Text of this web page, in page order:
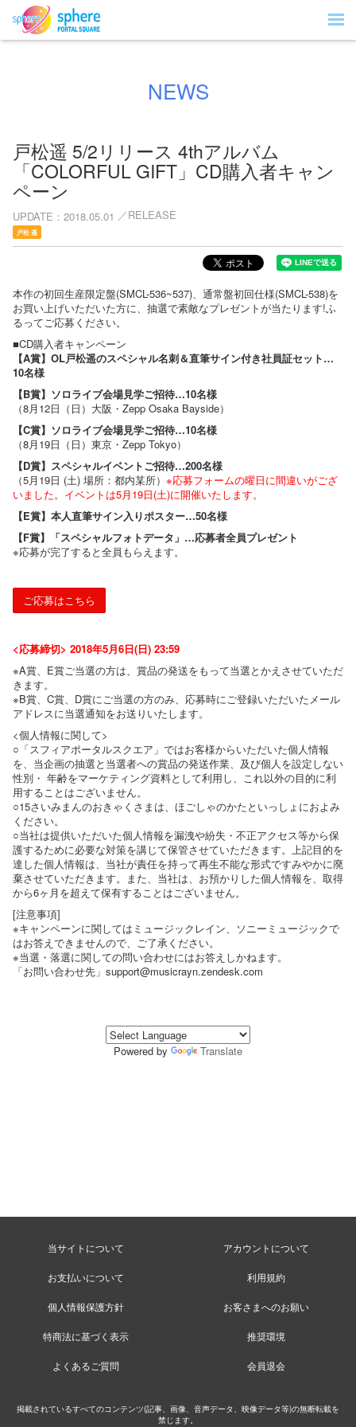
NEWS
戸松遥 5/2リリース 4thアルバム
「COLORFUL GIFT」CD購入者キャン
ペーン
UPDATE 2018.05.01 RELEASE
戸松 遥
本作の初回生産限定盤(SMCL-536~537)、通常盤初回仕様(SMCL-538)を
お買い上げいただいた方に、抽選で素敵なプレゼントが当たります!ふ
るってご応募ください。
■CD購入者キャンペーン
【A賞】OL戸松遥のスペシャル名刺＆直筆サイン付き社員証セット…
10名様
【B賞】ソロライブ会場見学ご招待…10名様
（8月12日（日）大阪・Zepp Osaka Bayside）
【C賞】ソロライブ会場見学ご招待…10名様
（8月19日（日）東京・Zepp Tokyo）
【D賞】スペシャルイベントご招待…200名様
（5月19日 (土) 場所：都内某所） ※応募フォームの曜日に間違いがござ
いました。イベントは5月19日(土)に開催いたします。
【E賞】本人直筆サイン入りポスター…50名様
【F賞】「スペシャルフォトデータ」…応募者全員プレゼント
※応募が完了すると全員もらえます。
ご応募はこちら
<応募締切> 2018年5月6日(日) 23:59
※A賞、E賞ご当選の方は、賞品の発送をもって当選とかえさせていただ
きます。
※B賞、C賞、D賞にご当選の方のみ、応募時にご登録いただいたメール
アドレスに当選通知をお送りいたします。
<個人情報に関して>
○「スフィアポータルスクエア」ではお客様からいただいた個人情報
を、当企画の抽選と当選者への賞品の発送作業、及び個人を設定しない
性別・ 年齢をマーケティング資料として利用し、これ以外の目的に利
用することはございません。
○15さいみまんのおきゃくさまは、ほごしゃのかたといっしょにおよみ
ください。
○当社は提供いただいた個人情報を漏洩や紛失・不正アクセス等から保
護するために必要な対策を講じて保管させていただきます。上記目的を
達した個人情報は、当社が責任を持って再生不能な形式ですみやかに廃
棄させていただきます。また、当社は、お預かりした個人情報を、取得
から6ヶ月を超えて保有することはございません。
[注意事項]
※キャンペーンに関してはミュージックレイン、ソニーミュージックで
はお答えできませんので、ご了承ください。
※当選・落選に関しての問い合わせにはお答えしかねます。
「お問い合わせ先」support@musicrayn.zendesk.com
Powered by Translate
当サイトについて アカウントについて
お支払いについて 利用規約
個人情報保護方針 お客さまへのお願い
特商法に基づく表示 推奨環境
よくあるご質問 会員退会
掲載されているすべてのコンテンツ(記事、画像、音声データ、映像データ等)の無断転載を
禁じます。